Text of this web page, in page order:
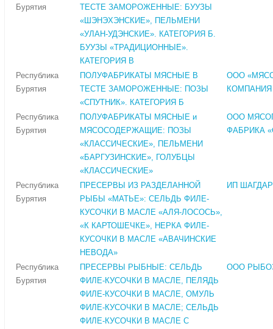
Бурятия
ТЕСТЕ ЗАМОРОЖЕННЫЕ: БУУЗЫ
«ШЭНЭХЭНСКИЕ», ПЕЛЬМЕНИ
«УЛАН-УДЭНСКИЕ». КАТЕГОРИЯ Б.
БУУЗЫ «ТРАДИЦИОННЫЕ».
КАТЕГОРИЯ В
Республика
Бурятия
ПОЛУФАБРИКАТЫ МЯСНЫЕ В
ТЕСТЕ ЗАМОРОЖЕННЫЕ: ПОЗЫ
«СПУТНИК». КАТЕГОРИЯ Б
ООО
КОМПАНИЯ
Республика
Бурятия
ПОЛУФАБРИКАТЫ МЯСНЫЕ и
МЯСОСОДЕРЖАЩИЕ: ПОЗЫ
«КЛАССИЧЕСКИЕ», ПЕЛЬМЕНИ
«БАРГУЗИНСКИЕ», ГОЛУБЦЫ
«КЛАССИЧЕСКИЕ»
ООО
ФАБРИКА
Республика
Бурятия
ПРЕСЕРВЫ ИЗ РАЗДЕЛАННОЙ
РЫБЫ «МАТЬЕ»: СЕЛЬДЬ ФИЛЕ-
КУСОЧКИ В МАСЛЕ «АЛЯ-ЛОСОСЬ»,
«К КАРТОШЕЧКЕ», НЕРКА ФИЛЕ-
КУСОЧКИ В МАСЛЕ «АВАЧИНСКИЕ
НЕВОДА»
ИП
Республика
Бурятия
ПРЕСЕРВЫ РЫБНЫЕ: СЕЛЬДЬ
ФИЛЕ-КУСОЧКИ В МАСЛЕ, ПЕЛЯДЬ
ФИЛЕ-КУСОЧКИ В МАСЛЕ, ОМУЛЬ
ФИЛЕ-КУСОЧКИ В МАСЛЕ; СЕЛЬДЬ
ФИЛЕ-КУСОЧКИ В МАСЛЕ С
ООО